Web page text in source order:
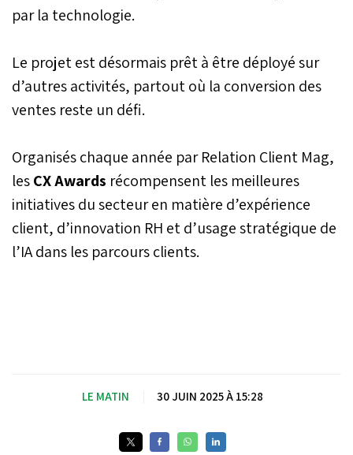
par la technologie.
Le projet est désormais prêt à être déployé sur
d’autres activités, partout où la conversion des
ventes reste un défi.
Organisés chaque année par Relation Client Mag,
lesCX Awards récompensent les meilleures
initiatives du secteur en matière d’expérience
client, d’innovation RH et d’usage stratégique de
l’IA dans les parcours clients.
LE MATIN 30 JUIN 2025 À 15:28